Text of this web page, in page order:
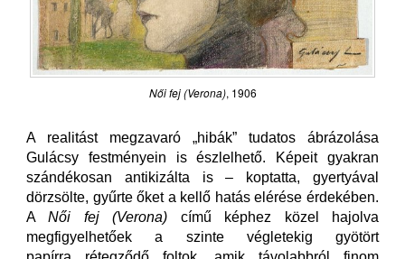
Női fej (Verona), 1906
A realitást megzavaró „hibák” tudatos ábrázolása
Gulácsy festményein is észlelhető. Képeit gyakran
szándékosan antikizálta is – koptatta, gyertyával
dörzsölte, gyűrte őket a kellő hatás elérése érdekében.
ANői fej (Verona) című képhez közel hajolva
megfigyelhetőek a szinte végletekig gyötört